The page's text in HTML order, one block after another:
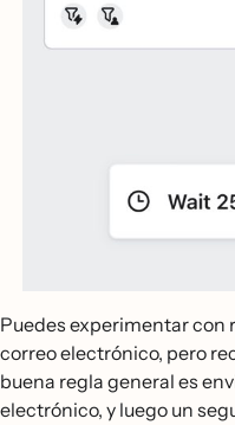
Puedes experimentar con
correo electrónico, pero
buena regla general es
electrónico, y luego un